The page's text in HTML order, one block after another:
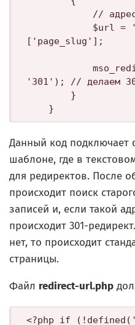
['page_slug'];
'301'); // делаем
Данный код подключает
шаблоне, где в
для редиректов. После
происходит поиск
записей и, если такой
происходит 301-
нет, то происходит
страницы.
Файл redirect-url.php
<?php if